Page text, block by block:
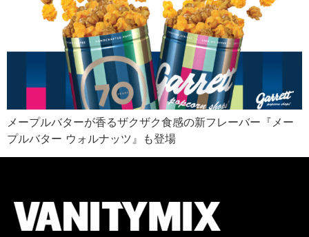
メープルバターが香るザクザク食感の新フレーバー『メー
プルバター ウォルナッツ』も登場